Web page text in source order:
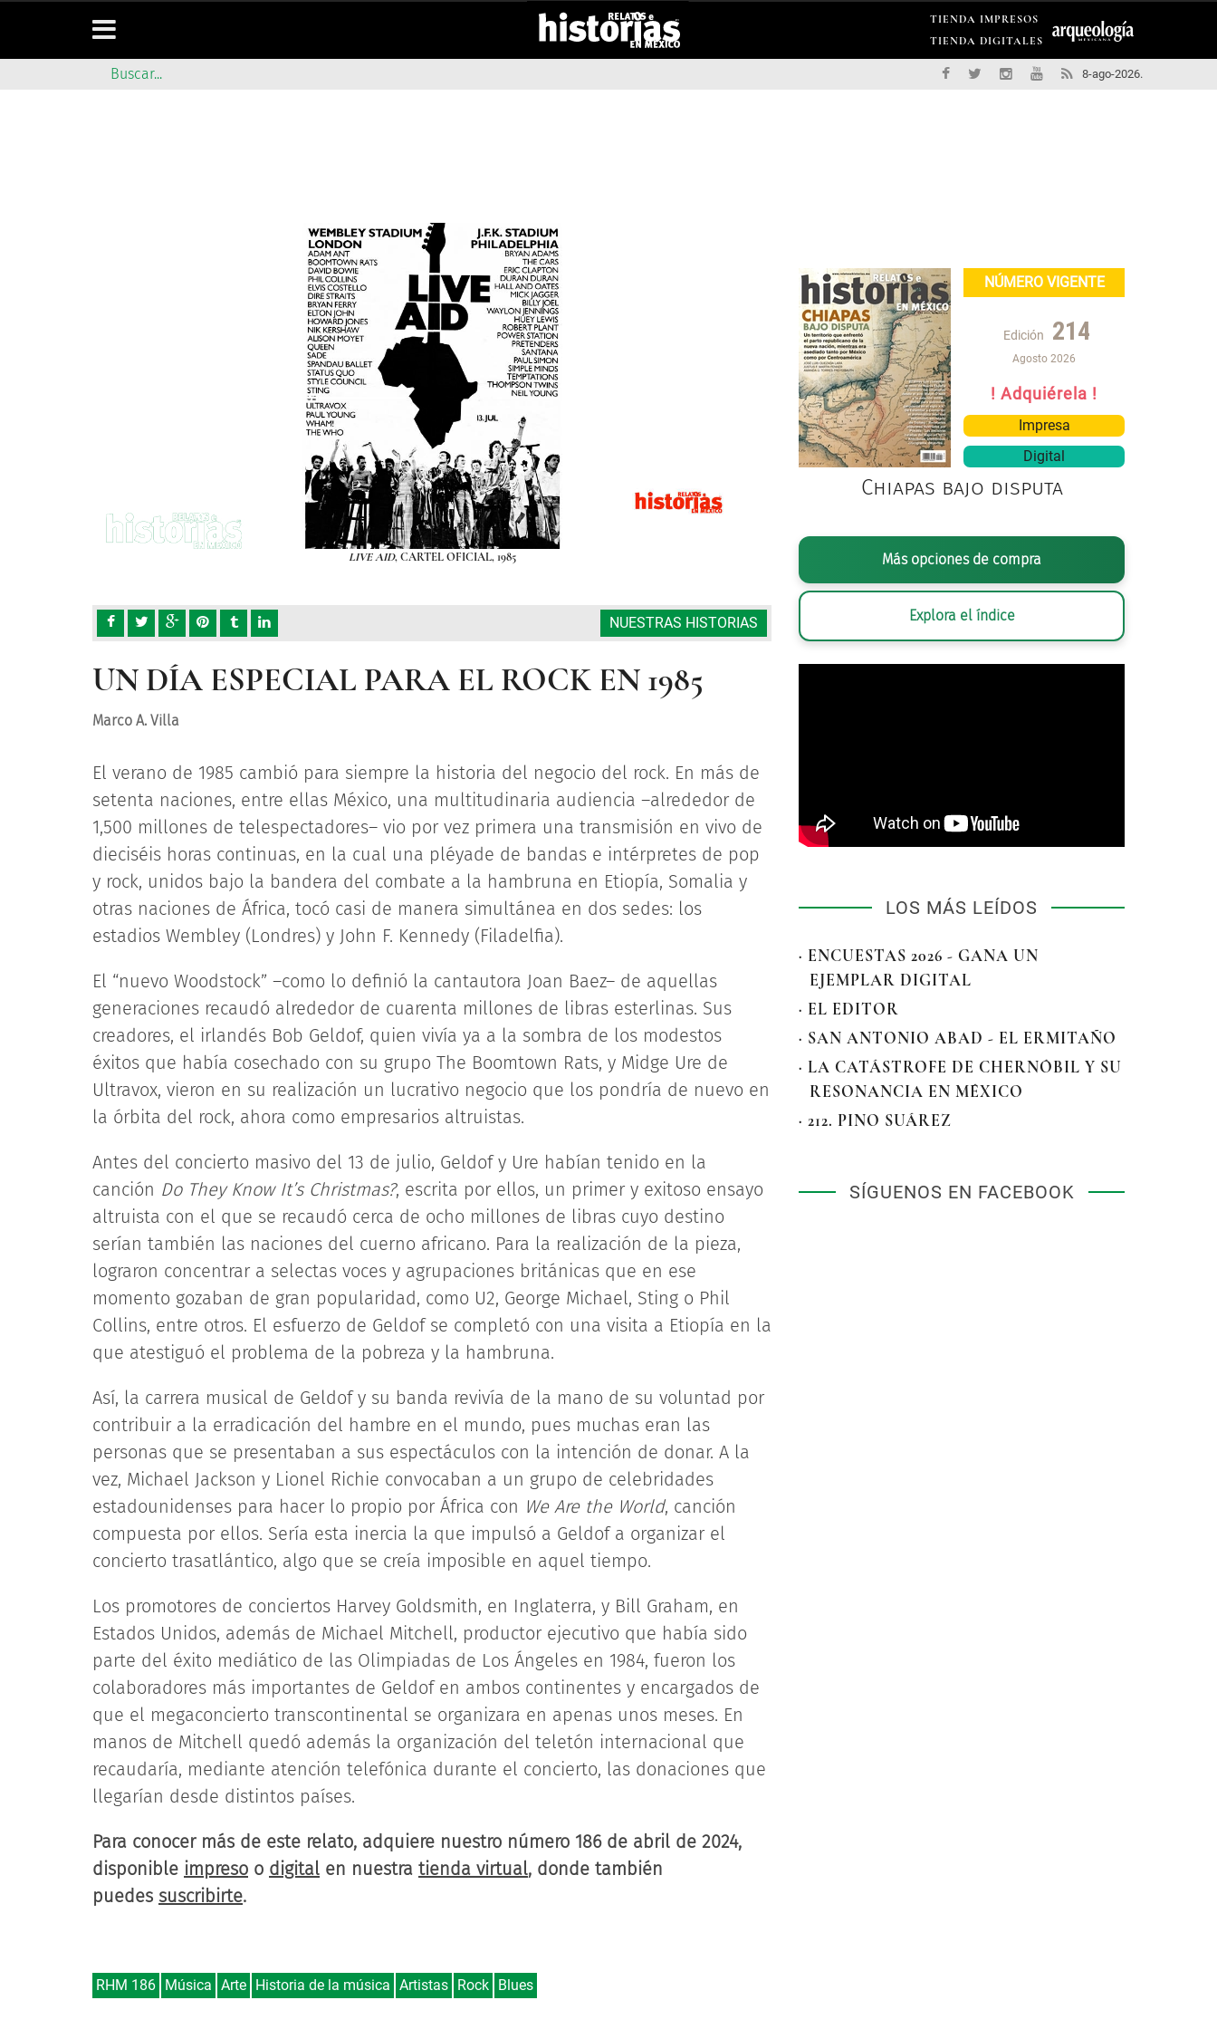
TIENDA IMPRESOS
TIENDA DIGITALES
8-ago-2026.
LIVE AID, CARTEL OFICIAL, 1985 LIVE AID
NUESTRAS HISTORIAS
UN DÍA ESPECIAL PARA EL ROCK EN 1985
Marco A. Villa
El verano de 1985 cambió para siempre la historia del negocio del rock. En más de
setenta naciones, entre ellas México, una multitudinaria audiencia –alrededor de
1,500 millones de telespectadores– vio por vez primera una transmisión en vivo de
dieciséis horas continuas, en la cual una pléyade de bandas e intérpretes de pop
y rock, unidos bajo la bandera del combate a la hambruna en Etiopía, Somalia y
otras naciones de África, tocó casi de manera simultánea en dos sedes: los
estadios Wembley (Londres) y John F. Kennedy (Filadelfia).
El “nuevo Woodstock” –como lo definió la cantautora Joan Baez– de aquellas
generaciones recaudó alrededor de cuarenta millones de libras esterlinas. Sus
creadores, el irlandés Bob Geldof, quien vivía ya a la sombra de los modestos
éxitos que había cosechado con su grupo The Boomtown Rats, y Midge Ure de
Ultravox, vieron en su realización un lucrativo negocio que los pondría de nuevo en
la órbita del rock, ahora como empresarios altruistas.
Antes del concierto masivo del 13 de julio, Geldof y Ure habían tenido en la
canción Do They Know It’s Christmas?, escrita por ellos, un primer y exitoso ensayo
altruista con el que se recaudó cerca de ocho millones de libras cuyo destino
serían también las naciones del cuerno africano. Para la realización de la pieza,
lograron concentrar a selectas voces y agrupaciones británicas que en ese
momento gozaban de gran popularidad, como U2, George Michael, Sting o Phil
Collins, entre otros. El esfuerzo de Geldof se completó con una visita a Etiopía en la
que atestiguó el problema de la pobreza y la hambruna.
Así, la carrera musical de Geldof y su banda revivía de la mano de su voluntad por
contribuir a la erradicación del hambre en el mundo, pues muchas eran las
personas que se presentaban a sus espectáculos con la intención de donar. A la
vez, Michael Jackson y Lionel Richie convocaban a un grupo de celebridades
estadounidenses para hacer lo propio por África con We Are the World, canción
compuesta por ellos. Sería esta inercia la que impulsó a Geldof a organizar el
concierto trasatlántico, algo que se creía imposible en aquel tiempo.
Los promotores de conciertos Harvey Goldsmith, en Inglaterra, y Bill Graham, en
Estados Unidos, además de Michael Mitchell, productor ejecutivo que había sido
parte del éxito mediático de las Olimpiadas de Los Ángeles en 1984, fueron los
colaboradores más importantes de Geldof en ambos continentes y encargados de
que el megaconcierto transcontinental se organizara en apenas unos meses. En
manos de Mitchell quedó además la organización del teletón internacional que
recaudaría, mediante atención telefónica durante el concierto, las donaciones que
llegarían desde distintos países.
Para conocer más de este relato, adquiere nuestro número 186 de abril de 2024,
disponible impreso o digital en nuestra tienda virtual, donde también
puedes suscribirte.
RHM 186 Música Arte Historia de la música Artistas Rock Blues
NÚMERO VIGENTE
Edición 214
Agosto 2026
! Adquiérela !
Impresa
Digital
Chiapas bajo disputa
Más opciones de compra
Explora el índice
LOS MÁS LEÍDOS
· ENCUESTAS 2026 - GANA UN
EJEMPLAR DIGITAL
· EL EDITOR
· SAN ANTONIO ABAD - EL ERMITAÑO
· LA CATÁSTROFE DE CHERNÓBIL Y SU
RESONANCIA EN MÉXICO
· 212. PINO SUÁREZ
SÍGUENOS EN FACEBOOK